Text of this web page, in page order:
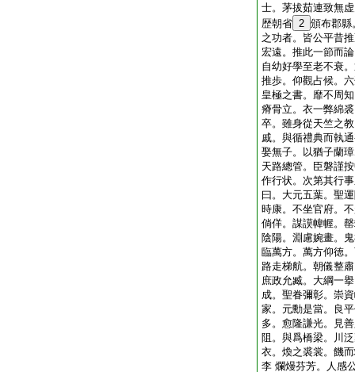
士。茅拔茹連致無
歴朝省 2 頒布郡縣
之功者。皆公平昔
宏遠。推此一節而
自幼好學至老不衰
推歩。仰觀占候。
皇極之書。靡不周
瘠骨立。衣一弊綿
卒。雖身從天竺之
戚。與循禮典而執
娶無子。以猶子蘭
天路總管。臣磐謹
作行状。次第其行
曰。大元五葉。聖
時康。不坐官府。
倘佯。謀謨幃幄。
陰陽。淵慮婉畫。
臨萬方。萬方仰徳
路走梯航。朝儀整
庶政允臧。大綱一
成。聖眷彌彰。崇
家。元勳是當。良
多。愈隆謙光。見
阻。與爲橋梁。川
衣。煥之裘裳。饑
李 爛熳芬芳。人感